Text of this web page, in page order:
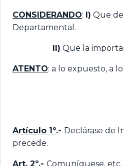
CONSIDERANDO: I) Que
Departamental.
II) Que la
ATENTO: a lo expuesto, a
Artículo 1º.- Declárase de
precede.
Art. 2º.- Comuníquese, etc.